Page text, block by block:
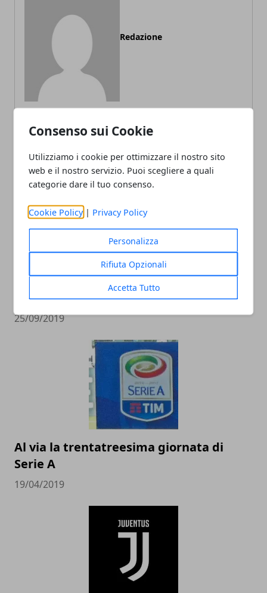
Consenso sui Cookie
Utilizziamo i cookie per ottimizzare il nostro sito
web e il nostro servizio. Puoi scegliere a quali
categorie dare il tuo consenso.
Cookie Policy | Privacy Policy
Personalizza
Rifiuta Opzionali
Accetta Tutto
Redazione
L'importanza della manutenzione per
un campo sportivo
25/09/2019
Al via la trentatreesima giornata di
Serie A
19/04/2019